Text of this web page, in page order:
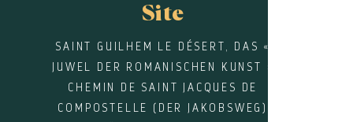
Site
SAINT GUILHEM LE DÉSERT, DAS «
JUWEL DER ROMANISCHEN KUNST »
CHEMIN DE SAINT JACQUES DE
COMPOSTELLE (DER JAKOBSWEG)